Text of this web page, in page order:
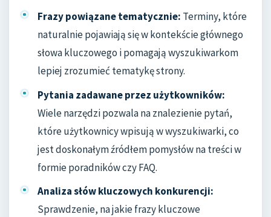
Frazy powiązane tematycznie: Terminy, które
naturalnie pojawiają się w kontekście głównego
słowa kluczowego i pomagają wyszukiwarkom
lepiej zrozumieć tematykę strony.
Pytania zadawane przez użytkowników:
Wiele narzędzi pozwala na znalezienie pytań,
które użytkownicy wpisują w wyszukiwarki, co
jest doskonałym źródłem pomysłów na treści w
formie poradników czy FAQ.
Analiza słów kluczowych konkurencji:
Sprawdzenie, na jakie frazy kluczowe